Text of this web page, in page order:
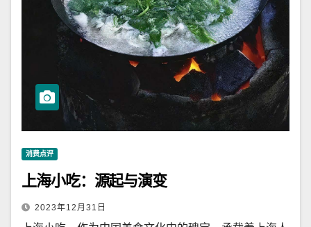
消费点评
上海小吃：源起与演变
2023年12月31日